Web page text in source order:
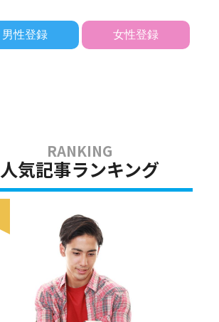
男性登録 女性登録
人気記事ランキング